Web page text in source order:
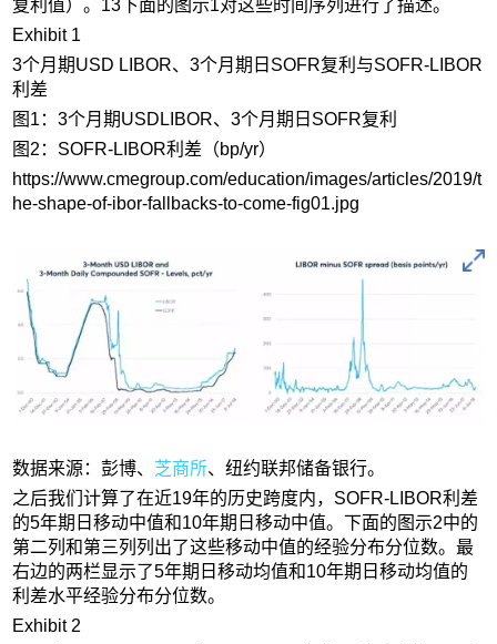
复利值）。13下面的图示1对这些时间序列进行了描述。
Exhibit 1
3个月期USD LIBOR、3个月期日SOFR复利与SOFR-LIBOR
利差
图1：3个月期USDLIBOR、3个月期日SOFR复利
图2：SOFR-LIBOR利差（bp/yr）
https://www.cmegroup.com/education/images/articles/2019/t
he-shape-of-ibor-fallbacks-to-come-fig01.jpg
数据来源：彭博、 芝商所、纽约联邦储备银行。
之后我们计算了在近19年的历史跨度内，SOFR-LIBOR利差
的5年期日移动中值和10年期日移动中值。下面的图示2中的
第二列和第三列列出了这些移动中值的经验分布分位数。最
右边的两栏显示了5年期日移动均值和10年期日移动均值的
利差水平经验分布分位数。
Exhibit 2